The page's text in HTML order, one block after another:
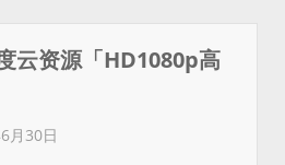
云资源「HD1080p高
月30日